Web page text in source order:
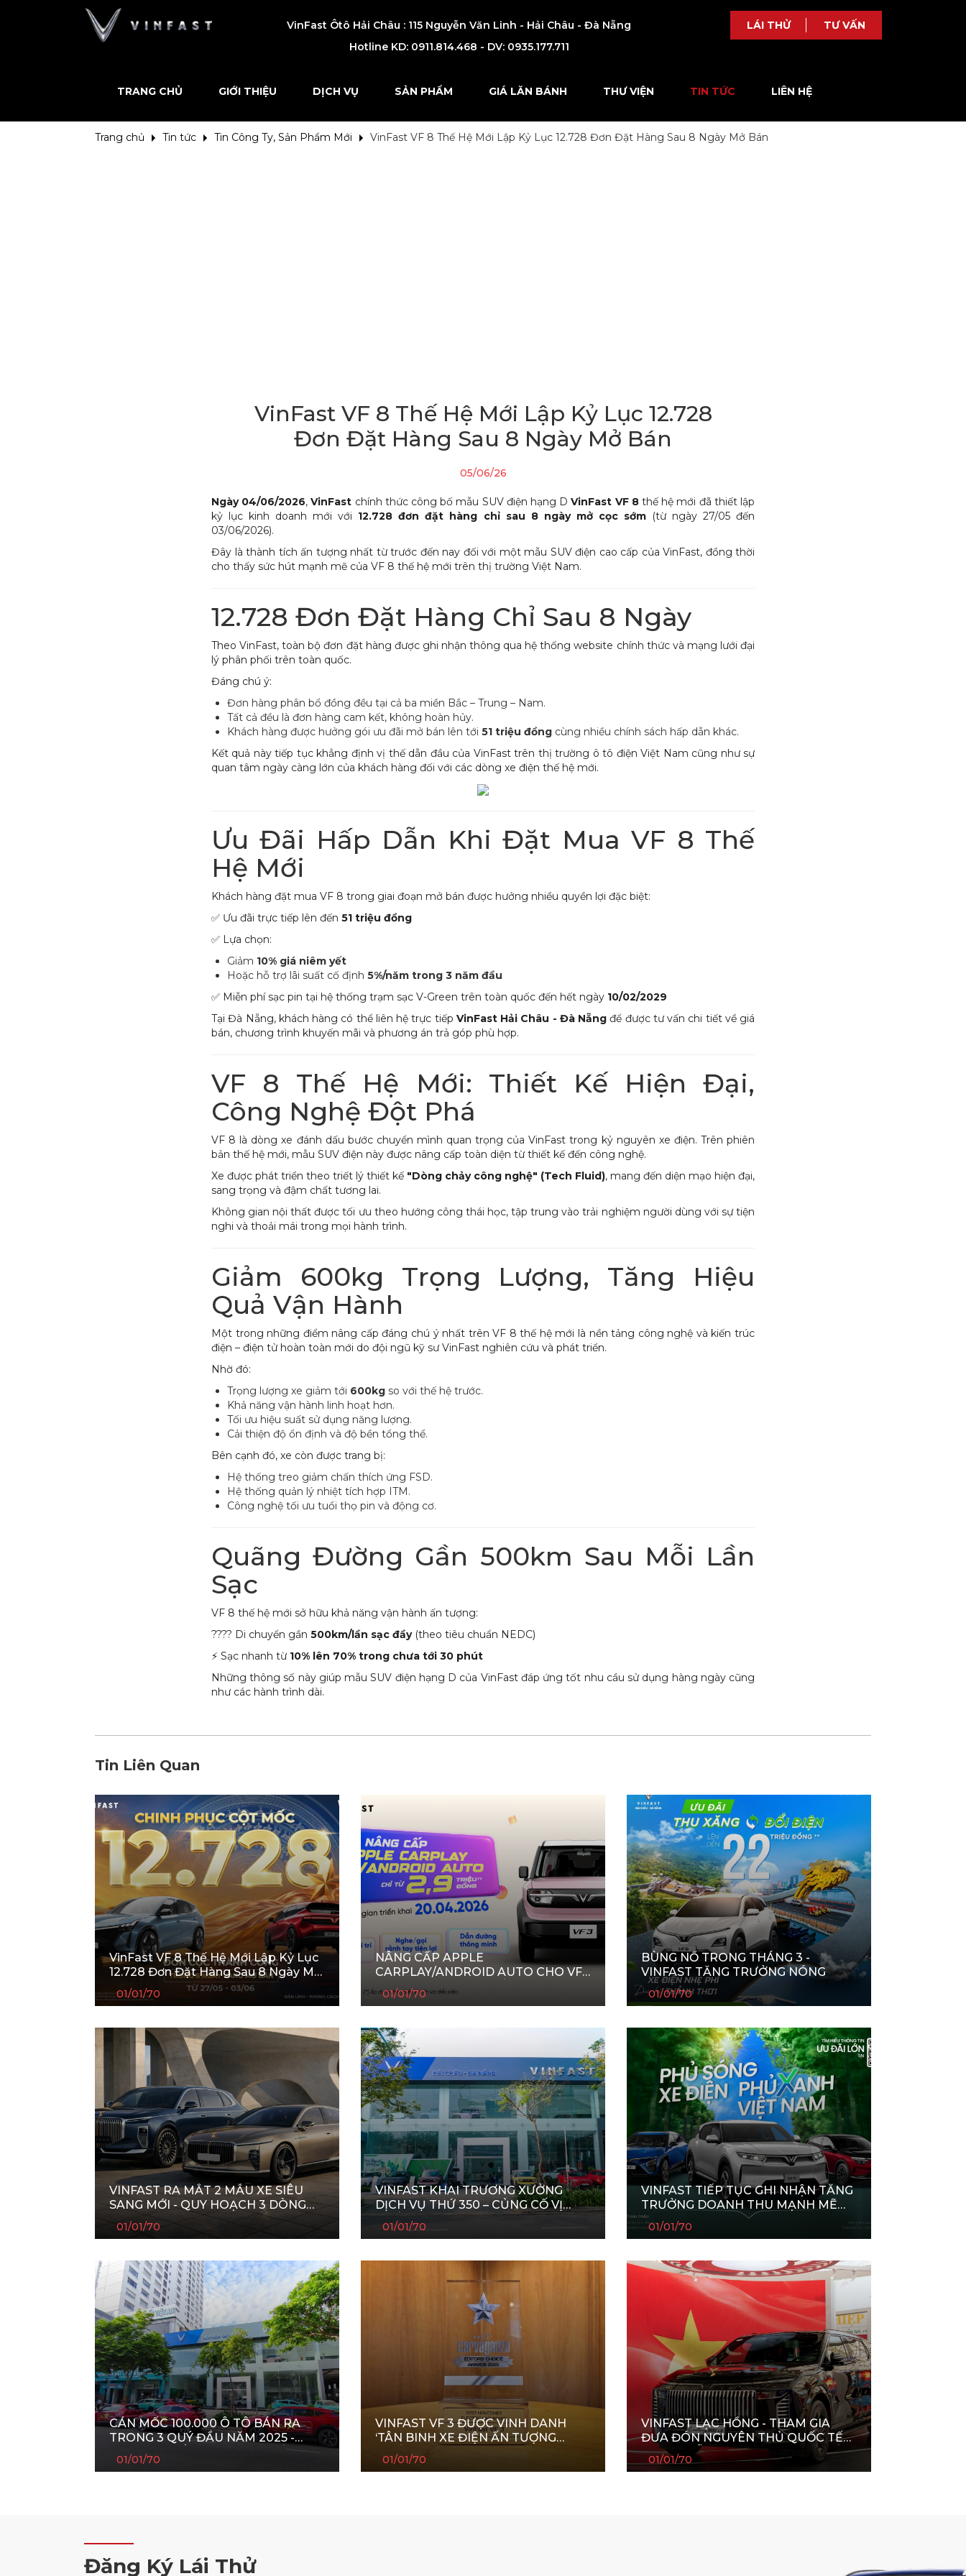
VinFast Ôtô Hải Châu : 115 Nguyễn Văn Linh - Hải Châu - Đà Nẵng
Hotline KD: 0911.814.468 - DV: 0935.177.711
LÁI THỬ TƯ VẤN
TRANG CHỦ GIỚI THIỆU DỊCH VỤ SẢN PHẨM GIÁ LĂN BÁNH THƯ VIỆN TIN TỨC LIÊN HỆ
Trang chủ Tin tức Tin Công Ty, Sản Phẩm Mới VinFast VF 8 Thế Hệ Mới Lập Kỷ Lục 12.728 Đơn Đặt Hàng Sau 8 Ngày Mở Bán
VinFast VF 8 Thế Hệ Mới Lập Kỷ Lục 12.728
Đơn Đặt Hàng Sau 8 Ngày Mở Bán
05/06/26
Ngày 04/06/2026,VinFast chính thức công bố mẫu SUV điện hạng DVinFast VF 8thế hệ mới đã thiết lập
kỷ lục kinh doanh mới với 12.728 đơn đặt hàng chỉ sau 8 ngày mở cọc sớm(từ ngày 27/05 đến
03/06/2026).
Đây là thành tích ấn tượng nhất từ trước đến nay đối với một mẫu SUV điện cao cấp của VinFast, đồng thời
cho thấy sức hút mạnh mẽ của VF 8 thế hệ mới trên thị trường Việt Nam.
12.728 Đơn Đặt Hàng Chỉ Sau 8 Ngày
Theo VinFast, toàn bộ đơn đặt hàng được ghi nhận thông qua hệ thống website chính thức và mạng lưới đại
lý phân phối trên toàn quốc.
Đáng chú ý:
Đơn hàng phân bổ đồng đều tại cả ba miền Bắc – Trung – Nam.
Tất cả đều là đơn hàng cam kết, không hoàn hủy.
Khách hàng được hưởng gói ưu đãi mở bán lên tới 51 triệu đồng cùng nhiều chính sách hấp dẫn khác.
Kết quả này tiếp tục khẳng định vị thế dẫn đầu của VinFast trên thị trường ô tô điện Việt Nam cũng như sự
quan tâm ngày càng lớn của khách hàng đối với các dòng xe điện thế hệ mới.
Ưu Đãi Hấp Dẫn Khi Đặt Mua VF 8 Thế
Hệ Mới
Khách hàng đặt mua VF 8 trong giai đoạn mở bán được hưởng nhiều quyền lợi đặc biệt:
✅ Ưu đãi trực tiếp lên đến 51 triệu đồng
✅ Lựa chọn:
Giảm 10% giá niêm yết
Hoặc hỗ trợ lãi suất cố định 5%/năm trong 3 năm đầu
✅ Miễn phí sạc pin tại hệ thống trạm sạc V-Green trên toàn quốc đến hết ngày 10/02/2029
Tại Đà Nẵng, khách hàng có thể liên hệ trực tiếp VinFast Hải Châu - Đà Nẵng để được tư vấn chi tiết về giá
bán, chương trình khuyến mãi và phương án trả góp phù hợp.
VF 8 Thế Hệ Mới: Thiết Kế Hiện Đại,
Công Nghệ Đột Phá
VF 8 là dòng xe đánh dấu bước chuyển mình quan trọng của VinFast trong kỷ nguyên xe điện. Trên phiên
bản thế hệ mới, mẫu SUV điện này được nâng cấp toàn diện từ thiết kế đến công nghệ.
Xe được phát triển theo triết lý thiết kế "Dòng chảy công nghệ" (Tech Fluid), mang đến diện mạo hiện đại,
sang trọng và đậm chất tương lai.
Không gian nội thất được tối ưu theo hướng công thái học, tập trung vào trải nghiệm người dùng với sự tiện
nghi và thoải mái trong mọi hành trình.
Giảm 600kg Trọng Lượng, Tăng Hiệu
Quả Vận Hành
Một trong những điểm nâng cấp đáng chú ý nhất trên VF 8 thế hệ mới là nền tảng công nghệ và kiến trúc
điện – điện tử hoàn toàn mới do đội ngũ kỹ sư VinFast nghiên cứu và phát triển.
Nhờ đó:
Trọng lượng xe giảm tới 600kg so với thế hệ trước.
Khả năng vận hành linh hoạt hơn.
Tối ưu hiệu suất sử dụng năng lượng.
Cải thiện độ ổn định và độ bền tổng thể.
Bên cạnh đó, xe còn được trang bị:
Hệ thống treo giảm chấn thích ứng FSD.
Hệ thống quản lý nhiệt tích hợp ITM.
Công nghệ tối ưu tuổi thọ pin và động cơ.
Quãng Đường Gần 500km Sau Mỗi Lần
Sạc
VF 8 thế hệ mới sở hữu khả năng vận hành ấn tượng:
???? Di chuyển gần 500km/lần sạc đầy(theo tiêu chuẩn NEDC)
⚡ Sạc nhanh từ 10% lên 70% trong chưa tới 30 phút
Những thông số này giúp mẫu SUV điện hạng D của VinFast đáp ứng tốt nhu cầu sử dụng hàng ngày cũng
như các hành trình dài.
Tin Liên Quan
VinFast VF 8 Thế Hệ Mới Lập Kỷ Lục
12.728 Đơn Đặt Hàng Sau 8 Ngày Mở
Bán
01/01/70
NÂNG CẤP APPLE
CARPLAY/ANDROID AUTO CHO VF
3 CHỈ TỪ 2,9 TRIỆU ĐỒNG*
01/01/70
BÙNG NỔ TRONG THÁNG 3 -
VINFAST TĂNG TRƯỞNG NÓNG
01/01/70
VINFAST RA MẮT 2 MẪU XE SIÊU
SANG MỚI - QUY HOẠCH 3 DÒNG
THƯƠNG HIỆU Ô TÔ CHIẾN LƯỢC
01/01/70
VINFAST KHAI TRƯƠNG XƯỞNG
DỊCH VỤ THỨ 350 – CỦNG CỐ VỊ
THẾ MẠNG LƯỚI HẬU MÃI LỚN
NHẤT VIỆT NAM
01/01/70
VINFAST TIẾP TỤC GHI NHẬN TĂNG
TRƯỞNG DOANH THU MẠNH MẼ
TRONG QUÝ III/2025
01/01/70
CÁN MỐC 100.000 Ô TÔ BÁN RA
TRONG 3 QUÝ ĐẦU NĂM 2025 -
VINFAST KHẲNG ĐỊNH VỊ THẾ
01/01/70
VINFAST VF 3 ĐƯỢC VINH DANH
‘TÂN BINH XE ĐIỆN ẤN TƯỢNG
NHẤT’
01/01/70
VINFAST LẠC HỒNG - THAM GIA
ĐƯA ĐÓN NGUYÊN THỦ QUỐC TẾ
TẠI ĐẠI LỄ KỶ NIỆM 80 NĂM QUỐC
KHÁNH
01/01/70
Đăng Ký Lái Thử